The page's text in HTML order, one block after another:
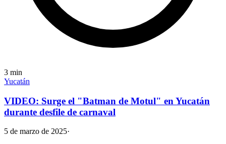
3 min
Yucatán
VIDEO: Surge el "Batman de Motul" en Yucatán
durante desfile de carnaval
5 de marzo de 2025·